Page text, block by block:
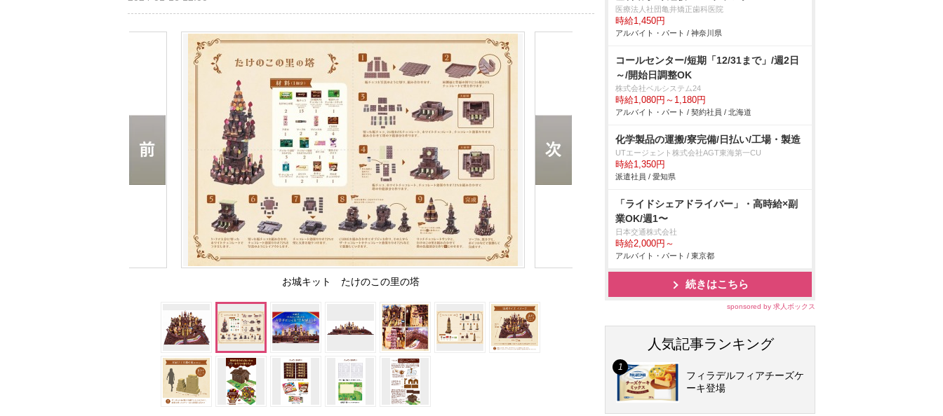
お城キット たけのこの里の塔
医療法人社団亀井矯正歯科医院
時給1,450円
アルバイト・パート / 神奈川県
コールセンター/短期「12/31まで」/週2日
～/開始日調整OK
株式会社ベルシステム24
時給1,080円～1,180円
アルバイト・パート / 契約社員 / 北海道
化学製品の運搬/寮完備/日払い/工場・製造
UTエージェント株式会社AGT東海第一CU
時給1,350円
派遣社員 / 愛知県
「ライドシェアドライバー」・高時給×副
業OK/週1〜
日本交通株式会社
時給2,000円～
アルバイト・パート / 東京都
続きはこちら
sponsored by 求人ボックス
人気記事ランキング
フィラデルフィアチーズケ
ーキ登場